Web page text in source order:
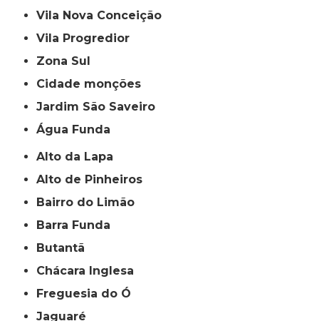
Vila Nova Conceição
Vila Progredior
Zona Sul
cidade monções
jardim São Saveiro
Água Funda
Alto da Lapa
Alto de Pinheiros
Bairro do Limão
Barra Funda
Butantã
Chácara Inglesa
Freguesia do Ó
Jaguaré